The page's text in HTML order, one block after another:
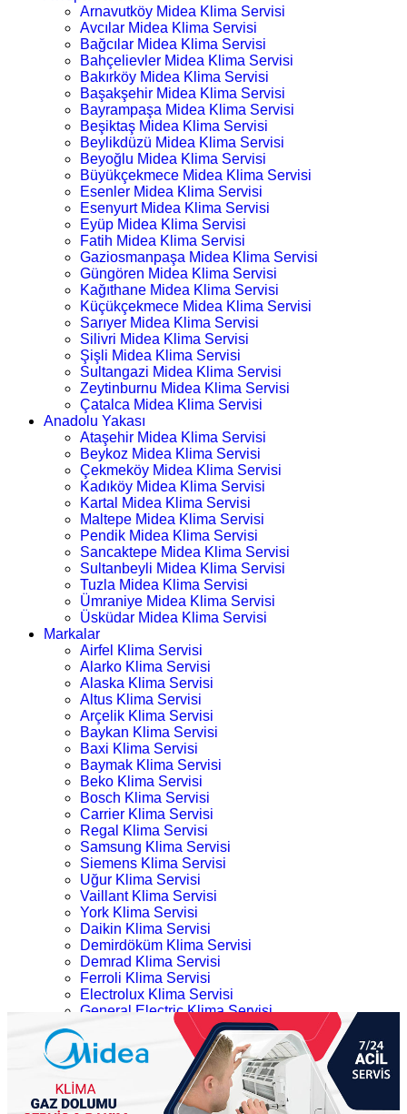
Arnavutköy Midea Klima Servisi
Avcılar Midea Klima Servisi
Bağcılar Midea Klima Servisi
Bahçelievler Midea Klima Servisi
Bakırköy Midea Klima Servisi
Başakşehir Midea Klima Servisi
Bayrampaşa Midea Klima Servisi
Beşiktaş Midea Klima Servisi
Beylikdüzü Midea Klima Servisi
Beyoğlu Midea Klima Servisi
Büyükçekmece Midea Klima Servisi
Esenler Midea Klima Servisi
Esenyurt Midea Klima Servisi
Eyüp Midea Klima Servisi
Fatih Midea Klima Servisi
Gaziosmanpaşa Midea Klima Servisi
Güngören Midea Klima Servisi
Kağıthane Midea Klima Servisi
Küçükçekmece Midea Klima Servisi
Sarıyer Midea Klima Servisi
Silivri Midea Klima Servisi
Şişli Midea Klima Servisi
Sultangazi Midea Klima Servisi
Zeytinburnu Midea Klima Servisi
Çatalca Midea Klima Servisi
Anadolu Yakası
Ataşehir Midea Klima Servisi
Beykoz Midea Klima Servisi
Çekmeköy Midea Klima Servisi
Kadıköy Midea Klima Servisi
Kartal Midea Klima Servisi
Maltepe Midea Klima Servisi
Pendik Midea Klima Servisi
Sancaktepe Midea Klima Servisi
Sultanbeyli Midea Klima Servisi
Tuzla Midea Klima Servisi
Ümraniye Midea Klima Servisi
Üsküdar Midea Klima Servisi
Markalar
Airfel Klima Servisi
Alarko Klima Servisi
Alaska Klima Servisi
Altus Klima Servisi
Arçelik Klima Servisi
Baykan Klima Servisi
Baxi Klima Servisi
Baymak Klima Servisi
Beko Klima Servisi
Bosch Klima Servisi
Carrier Klima Servisi
Regal Klima Servisi
Samsung Klima Servisi
Siemens Klima Servisi
Uğur Klima Servisi
Vaillant Klima Servisi
York Klima Servisi
Daikin Klima Servisi
Demirdöküm Klima Servisi
Demrad Klima Servisi
Ferroli Klima Servisi
Electrolux Klima Servisi
General Electric Klima Servisi
LG Klima Servisi
Midea Klima Servisi
Mitsubishi Klima Servisi
Profilo Klima Servisi
İletişim
Bakırköy Midea Klima Servisi
Ana Sayfa
Kategoriler
Bakırköy Midea Klima Servisi